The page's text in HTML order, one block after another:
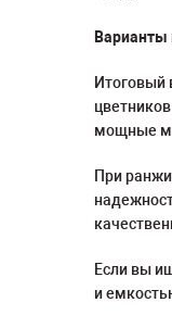
Итоговый
мощные
При
Если вы
и